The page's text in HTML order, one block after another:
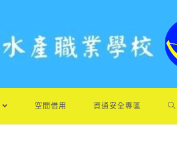
空間借用 資通安全專區